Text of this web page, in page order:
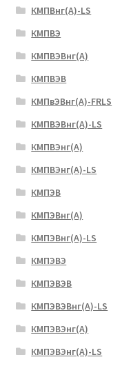
КМПВнг(А)-LS
КМПВЭ
КМПВЭBнг(А)
КМПВЭВ
КМПвЭВнг(А)-FRLS
КМПВЭВнг(А)-LS
КМПВЭнг(А)
КМПВЭнг(А)-LS
КМПЭВ
КМПЭВнг(А)
КМПЭВнг(А)-LS
КМПЭВЭ
КМПЭВЭВ
КМПЭВЭВнг(А)-LS
КМПЭВЭнг(А)
КМПЭВЭнг(А)-LS